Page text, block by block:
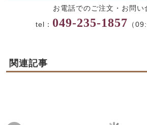
お電話でのご注文・お問い
tel： 049-235-1857 （
関連記事